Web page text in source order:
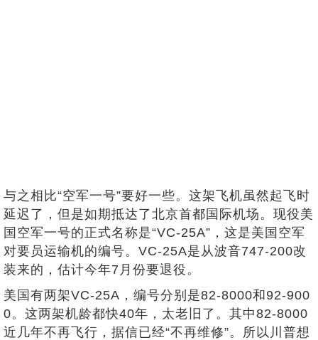
与之相比“空军一号”要好一些。这架飞机虽然起飞时
延迟了，但是如期抵达了北京首都国际机场。现役美
国空军一号的正式名称是“VC-25A”，这是美国空军
对要员运输机的编号。VC-25A是从波音747-200改
装来的，估计今年7月份要退役。
美国有两架VC-25A，编号分别是82-8000和92-900
0。这两架机龄都快40年，太老旧了。其中82-8000
近几年不再飞行，据信已经“不再维修”。所以川普想